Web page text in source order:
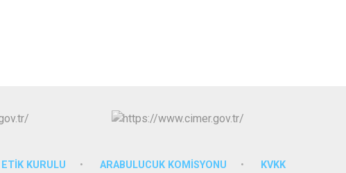
ETİK KURULU ARABULUCUK KOMİSYONU KVKK